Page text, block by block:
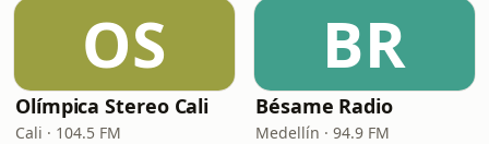
OS
Olímpica Stereo Cali
Cali · 104.5 FM
BR
Bésame Radio
Medellín · 94.9 FM